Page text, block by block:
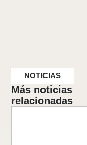
NOTICIAS
Más noticias
relacionadas